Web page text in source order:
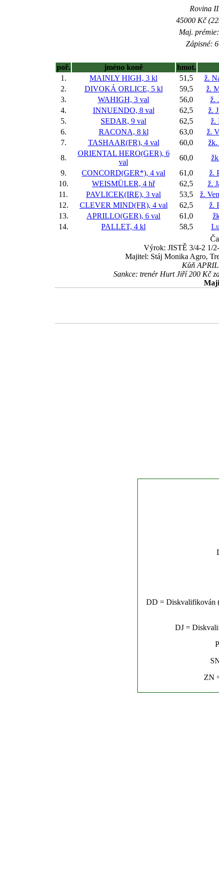
Rovina
45000 Kč
Maj.
Zápisné:
poř. jméno koně
hmot.
1.
MAINLY HIGH, 3 kl 51,5
ž.
2.
DIVOKÁ ORLICE, 5 kl 59,5
ž.
3.
WAHIGH, 3 val 56,0
ž.
4.
INNUENDO, 8 val 62,5
ž.
5.
SEDAR, 9 val 62,5
ž.
6.
RACONA, 8 kl 63,0
ž.
7.
TASHAAR(FR), 4 val 60,0
žk.
8.
ORIENTAL HERO(GER), 6
val
60,0
9.
CONCORD(GER*), 4 val 61,0
ž.
10.
WEISMÜLER, 4 hř 62,5
ž.
11.
PAVLICEK(IRE), 3 val 53,5
ž.
12.
CLEVER MIND(FR), 4 val 62,5
ž.
13.
APRILLO(GER), 6 val 61,0
14.
PALLET, 4 kl 58,5
Výrok: JISTĚ 3/4-2 1/
Majitel: Stáj Monika Agro,
Kůň
Sankce: trenér Hurt Jiří 200 Kč
DD = Diskvalifikován
DJ =
ZN